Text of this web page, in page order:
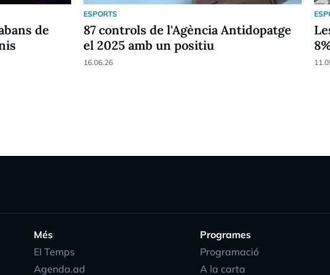
de
ESPORTS
87 controls de l'Agència Antidopatge
el 2025 amb un positiu
16.06.26
Més
EI Temps
Agenda.ad
Programes
Programació
A la carta